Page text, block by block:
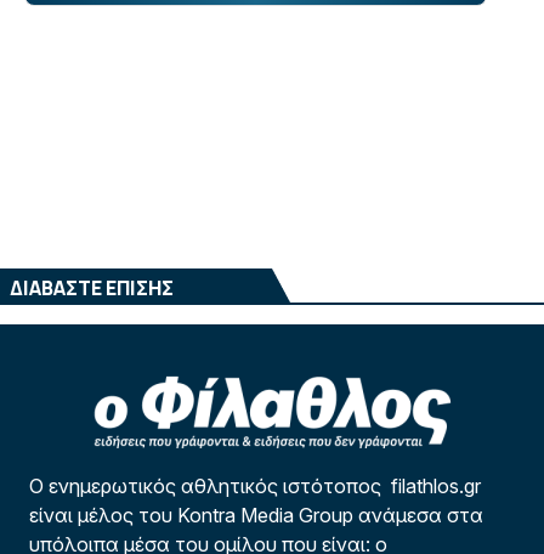
ΔΙΑΒΑΣΤΕ ΕΠΙΣΗΣ
Ο ενημερωτικός αθλητικός ιστότοπος filathlos.gr
είναι μέλος του Kontra Media Group ανάμεσα στα
υπόλοιπα μέσα του ομίλου που είναι: ο